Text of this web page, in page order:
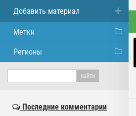
Добавить материал
Метки
Регионы
Последние комментарии